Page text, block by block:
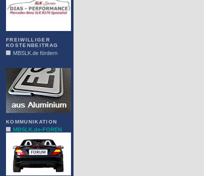
FREIWILLIGER
KOSTENBEITRAG
MBSLK.de fördern
KOMMUNIKATION
MBSLK.de-FOREN